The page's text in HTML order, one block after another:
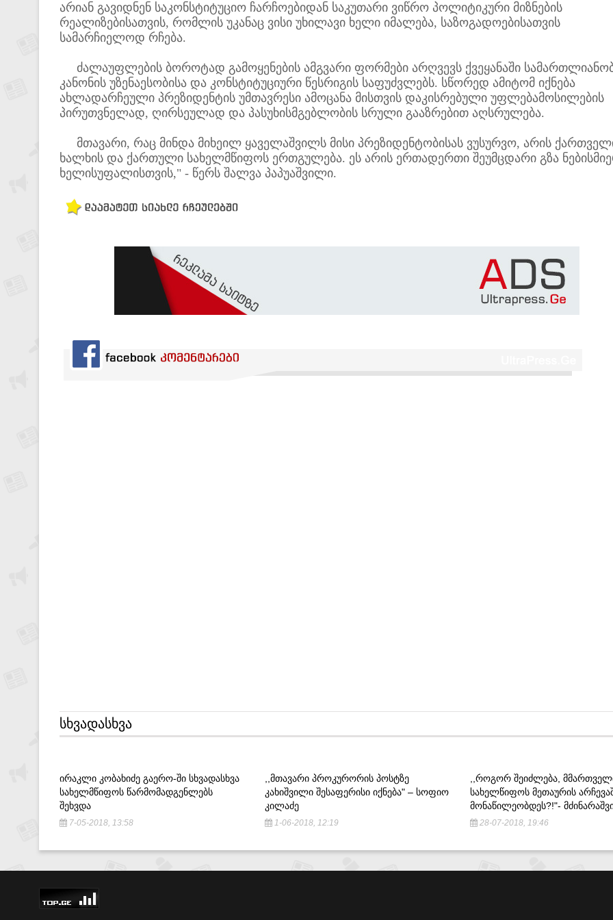
არიან გავიდნენ საკონსტიტუციო ჩარჩოებიდან საკუთარი ვიწრო პოლიტიკური მიზნების
რეალიზებისათვის, რომლის უკანაც ვისი უხილავი ხელი იმალება, საზოგადოებისათვის
სამარჩიელოდ რჩება.
ძალაუფლების ბოროტად გამოყენების ამგვარი ფორმები არღვევს ქვეყანაში
კანონის უზენაესობისა და კონსტიტუციური წესრიგის საფუძვლებს. სწორედ ამიტომ იქნება
ახლადარჩეული პრეზიდენტის უმთავრესი ამოცანა მისთვის დაკისრებული უფლებამოსილების
პირუთვნელად, ღირსეულად და პასუხისმგებლობის სრული გააზრებით აღსრულება.
მთავარი, რაც მინდა მიხეილ ყაველაშვილს მისი პრეზიდენტობისას ვუსურვო, არის
ხალხის და ქართული სახელმწიფოს ერთგულება. ეს არის ერთადერთი შეუმცდარი გზა
ხელისუფალისთვის," - წერს შალვა პაპუაშვილი.
ᲡᲮᲕᲐᲓᲐᲡᲮᲕᲐ
ᲘᲠᲐᲙᲚᲘ ᲙᲝᲑᲐᲮᲘᲫᲔ ᲒᲐᲔᲠᲝ-ᲨᲘ ᲡᲮᲕᲐᲓᲐᲡᲮᲕᲐ
ᲡᲐᲮᲔᲚᲛᲬᲘᲤᲝᲡ ᲬᲐᲠᲛᲝᲛᲐᲓᲒᲔᲜᲚᲔᲑᲡ
ᲨᲔᲮᲕᲓᲐ
7-05-2018, 13:58
,,ᲛᲗᲐᲕᲐᲠᲘ ᲞᲠᲝᲙᲣᲠᲝᲠᲘᲡ ᲞᲝᲡᲢᲖᲔ
ᲙᲐᲮᲘᲨᲕᲘᲚᲘ ᲨᲔᲡᲐᲤᲔᲠᲘᲡᲘ ᲘᲥᲜᲔᲑᲐ" – ᲡᲝᲤᲘᲝ
ᲙᲘᲚᲐᲫᲔ
1-06-2018, 12:19
,,ᲠᲝᲒᲝᲠ ᲨᲔᲘᲫᲚᲔᲑᲐ,
ᲡᲐᲮᲔᲚᲬᲘᲤᲝᲡ ᲛᲔᲗᲐᲣᲠᲘᲡ
ᲛᲝᲜᲐᲬᲘᲚᲔᲝᲑᲓᲔᲡ?!"-
28-07-2018, 19:46